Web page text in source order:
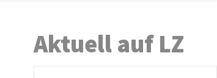
Aktuell auf LZ